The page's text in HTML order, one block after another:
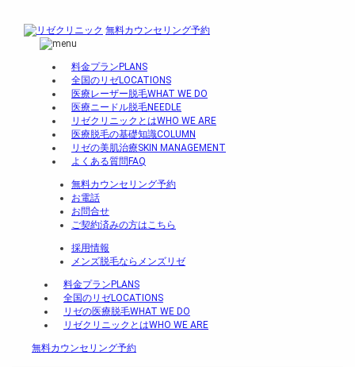
無料カウンセリング予約
料金プラン PLANS
全国のリゼLOCATIONS
医療レーザー脱毛WHAT WE DO
医療ニードル脱毛NEEDLE
リゼクリニックとはWHO WE ARE
医療脱毛の基礎知識COLUMN
リゼの美肌治療SKIN MANAGEMENT
よくある質問 FAQ
無料カウンセリング予約
お電話
お問合せ
ご契約済みの方はこちら
採用情報
メンズ脱毛ならメンズリゼ
料金プラン PLANS
全国のリゼLOCATIONS
リゼの医療脱毛WHAT WE DO
リゼクリニックとはWHO WE ARE
無料カウンセリング予約